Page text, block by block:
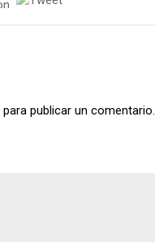
para publicar un comentario.